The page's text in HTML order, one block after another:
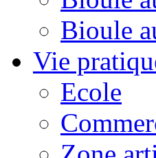
Bioule
Vie
Ecole